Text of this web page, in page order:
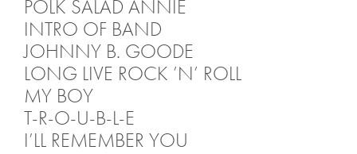
POLK SALAD ANNIE
INTRO OF BAND
JOHNNY B. GOODE
LONG LIVE ROCK ’N’ ROLL
MY BOY
T-R-O-U-B-L-E
I’LL REMEMBER YOU